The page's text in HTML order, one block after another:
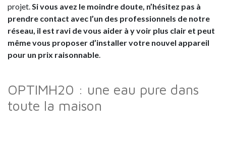
projet.Si vous avez le moindre doute, n’hésitez pas à
prendre contact avec l’un des professionnels de notre
réseau, il est ravi de vous aider à y voir plus clair et peut
même vous proposer d’installer votre nouvel appareil
pour un prix raisonnable.
OPTIMH20 : une eau pure dans
toute la maison